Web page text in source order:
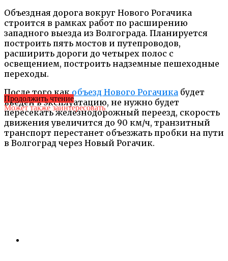
Объездная дорога вокруг Нового Рогачика
строится в рамках работ по расширению
западного выезда из Волгограда. Планируется
построить пять мостов и путепроводов,
расширить дороги до четырех полос с
освещением, построить надземные пешеходные
переходы.
После того какобъезд Нового Рогачика будет
введен в эксплуатацию, не нужно будет
пересекать железнодорожный переезд, скорость
движения увеличится до 90 км/ч, транзитный
транспорт перестанет объезжать пробки на пути
в Волгоград через Новый Рогачик.
Продолжить чтение
Может также заинтересовать